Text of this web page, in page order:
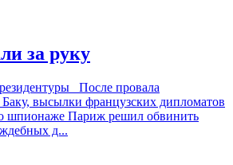
за руку
После провала
высылки французских дипломатов
шпионаже Париж решил обвинить
д...